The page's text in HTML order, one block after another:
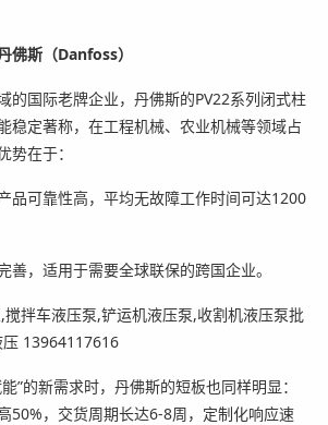
佛斯（Danfoss）
的国际老牌企业，丹佛斯的PV22系列闭式柱
稳定著称，在工程机械、农业机械等领域占
势在于：
品可靠性高，平均无故障工作时间可达1200
善，适用于需要全球联保的跨国企业。
拌车液压泵,铲运机液压泵,收割机液压泵批
13964117616
”的新需求时，丹佛斯的短板也同样明显：
50%，交货周期长达6-8周，定制化响应速